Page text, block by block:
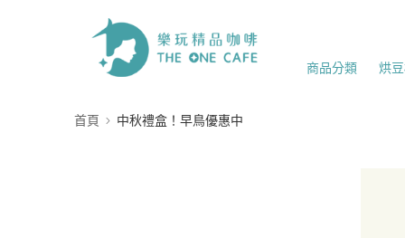
商品分類 烘
首頁 中秋禮盒！早鳥優惠中